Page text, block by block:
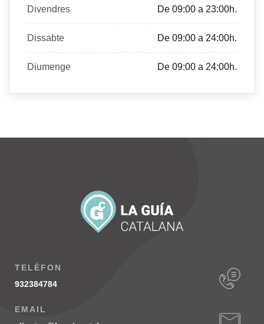
Divendres De 09:00 a 23:00h.
Dissabte De 09:00 a 24:00h.
Diumenge De 09:00 a 24:00h.
TELÈFON
932384784
EMAIL